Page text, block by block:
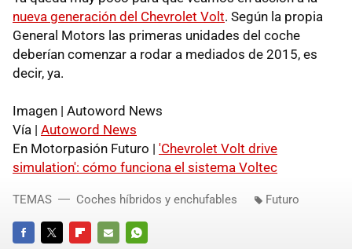
nueva generación del Chevrolet Volt. Según la propia
General Motors las primeras unidades del coche
deberían comenzar a rodar a mediados de 2015, es
decir, ya.
Imagen | Autoword News
Vía | Autoword News
En Motorpasión Futuro | 'Chevrolet Volt drive
simulation': cómo funciona el sistema Voltec
TEMAS Coches híbridos y enchufables Futuro